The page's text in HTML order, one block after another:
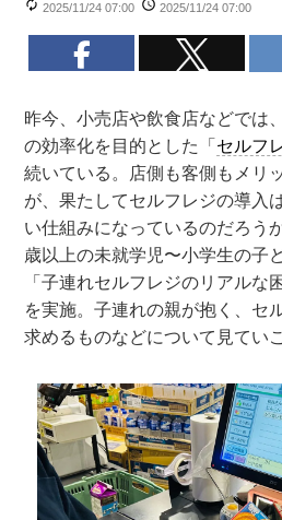
2025/11/24 07:00 2025/11/24 07:00
昨今、小売店や飲食店などでは
の効率化を目的とした「 セルフ
続いている。店側も客側もメリ
が、果たしてセルフレジの導入
い仕組みになっているのだろう
歳以上の未就学児〜小学生の子
「子連れセルフレジのリアルな
を実施。子連れの親が抱く、セ
求めるものなどについて見てい